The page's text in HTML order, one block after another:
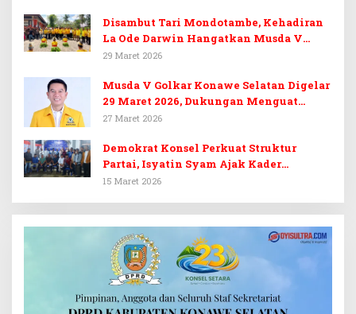
Disambut Tari Mondotambe, Kehadiran
La Ode Darwin Hangatkan Musda V
Golkar Konsel
29 Maret 2026
Musda V Golkar Konawe Selatan Digelar
29 Maret 2026, Dukungan Menguat
untuk Irham Kalenggo
27 Maret 2026
Demokrat Konsel Perkuat Struktur
Partai, Isyatin Syam Ajak Kader
Kembalikan Kejayaan
15 Maret 2026